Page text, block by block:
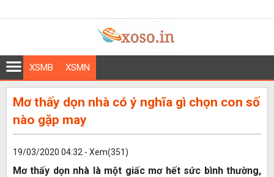
XSMB XSMN
Mơ thấy dọn nhà có ý nghĩa gì chọn con số
nào gặp may
19/03/2020 04:32 - Xem(351)
Mơ thấy dọn nhà là một giấc mơ hết sức bình thường,